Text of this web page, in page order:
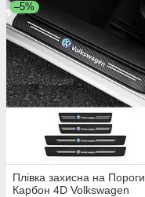
–5%
Плівка захисна на Пороги
Карбон 4D Volkswagen